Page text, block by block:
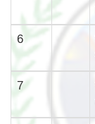
6
7